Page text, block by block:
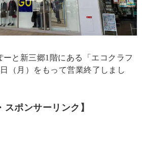
と新三郷1階にある「エコクラフ
（月）をもって営業終了しまし
スポンサーリンク】